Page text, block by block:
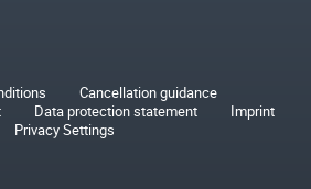
Cancellation guidance
Data protection statement
Imprint
Privacy Settings